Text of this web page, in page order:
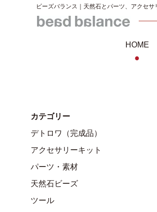
ビーズバランス｜天然石とパーツ、アクセ
HOME
●
カテゴリー
デトロワ（完成品）
アクセサリーキット
パーツ・素材
天然石ビーズ
ツール